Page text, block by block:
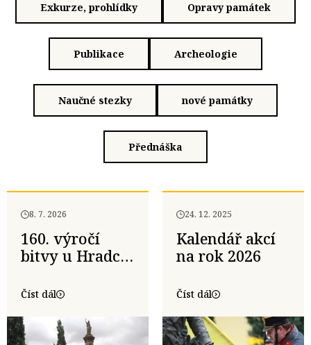
Exkurze, prohlídky Opravy památek
Publikace Archeologie
Naučné stezky nové památky
Přednáška
8. 7. 2026
160. výročí
bitvy u Hradce
Číst dál
24. 12. 2025
Kalendář akcí
na rok 2026
Číst dál